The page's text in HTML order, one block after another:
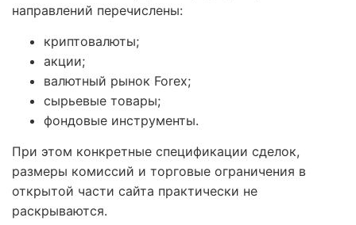
направлений перечислены:
криптовалюты;
акции;
валютный рынок Forex;
сырьевые товары;
фондовые инструменты.
При этом конкретные спецификации сделок,
размеры комиссий и торговые ограничения в
открытой части сайта практически не
раскрываются.